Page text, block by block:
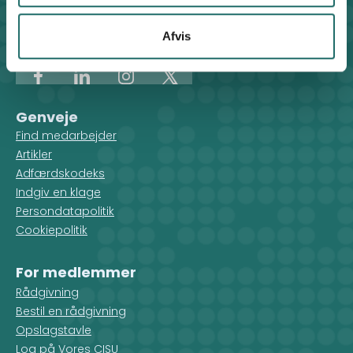
Afvis
Kontakt sekretariatet på hverdage kl. 10-14 på:
cisu@cisu.dk
FacebookLinkedInInstagram
X
Genveje
Find medarbejder
Artikler
Adfærdskodeks
Indgiv en klage
Persondatapolitik
Cookiepolitik
For medlemmer
Rådgivning
Bestil en rådgivning
Opslagstavle
Log på Vores CISU